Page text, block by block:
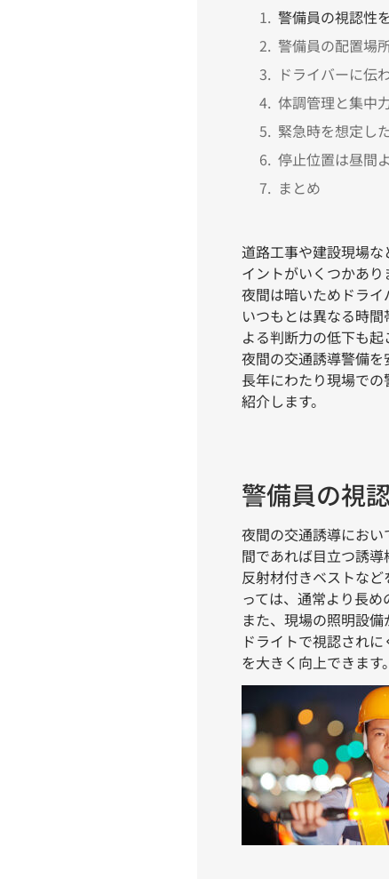
警備員の視認性
警備員の配置場
ドライバーに伝
体調管理と集中
緊急時を想定し
停止位置は昼間
まとめ
道路工事や建設現場
イントがいくつかあり
夜間は暗いためドライ
いつもとは異なる時
よる判断力の低下も起
夜間の交通誘導警備を
長年にわたり現場で
紹介します。
警備員の視
夜間の交通誘導にお
間であれば目立つ誘導
反射材付きベストな
っては、通常より長め
また、現場の照明設
ドライトで視認され
を大きく向上できます。